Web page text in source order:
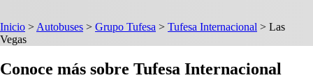
Inicio > Autobuses > Grupo Tufesa > Tufesa Internacional > Las
Vegas
Conoce más sobre Tufesa Internacional